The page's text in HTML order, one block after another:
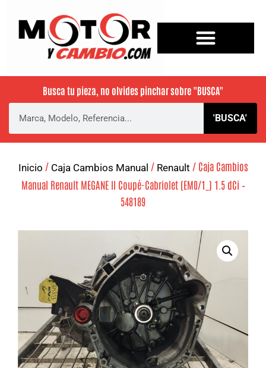
Busca tu pieza, no olvides pinchar sobre "BUSCA"
'BUSCA'
Inicio / Caja Cambios Manual / Renault / Caja Cambios
Manual Renault MEGANE II Coupé-Cabriolet (EM0/1_) 1.5 dCi –
548189